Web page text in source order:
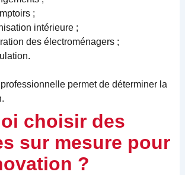
;
intérieure ;
des électroménagers ;
permet de déterminer la
choisir des
sur mesure pour
?